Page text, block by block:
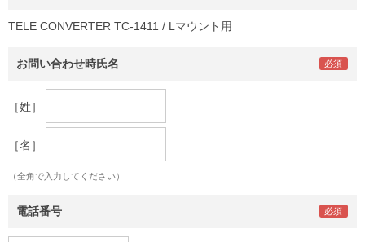
TELE CONVERTER TC-1411 / Lマウント用
お問い合わせ時氏名
［姓］
［名］
（全角で入力してください）
電話番号